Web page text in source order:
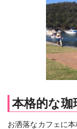
本格的な珈
お洒落なカフェに